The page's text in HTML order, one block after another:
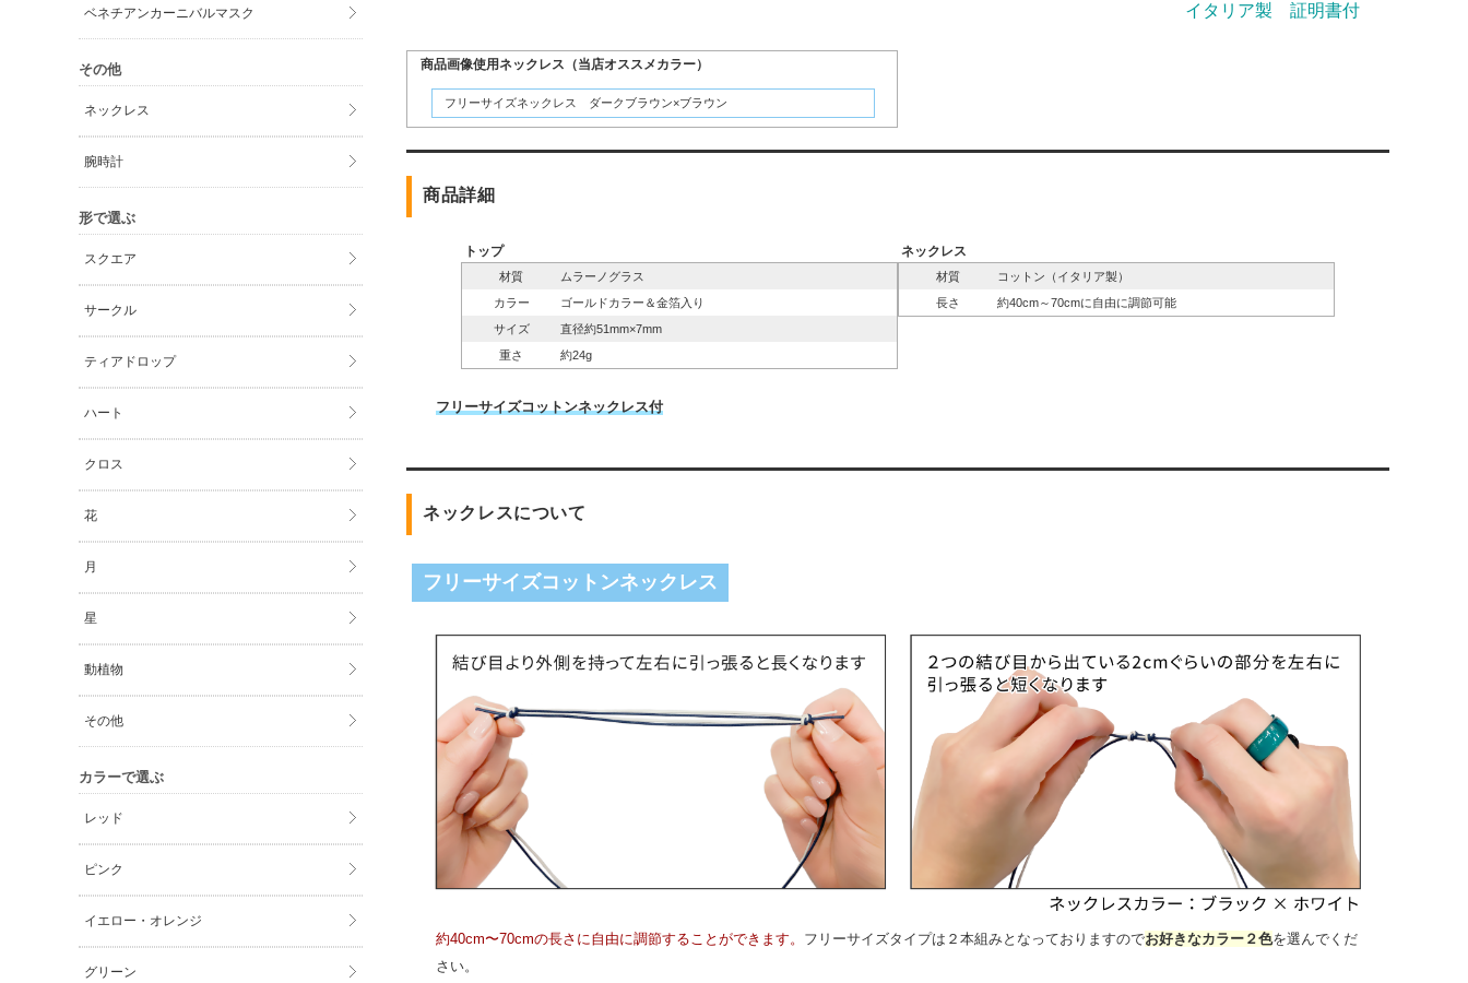
イタリア製 証明書付
商品画像使用ネックレス（当店オススメカラー）
フリーサイズネックレス ダークブラウン×ブラウン
商品詳細
トップ
材質
ムラーノグラス
カラー
ゴールドカラー＆金箔入り
サイズ
直径約51mm×7mm
重さ
約24g
ネックレス
材質
コットン（イタリア製）
長さ
約40cm～70cmに自由に調節可能
フリーサイズコットンネックレス付
ネックレスについて
フリーサイズコットンネックレス
約40cm〜70cmの長さに自由に調節することができます。 フリーサイズタイプは２本組みとなっておりますのでお好きなカラー２色を選んでくだ
さい。
ベネチアンカーニバルマスク
その他
ネックレス
腕時計
形で選ぶ
スクエア
サークル
ティアドロップ
ハート
クロス
花
月
星
動植物
その他
カラーで選ぶ
レッド
ピンク
イエロー・オレンジ
グリーン